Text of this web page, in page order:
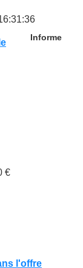
Informe
€
l'offre